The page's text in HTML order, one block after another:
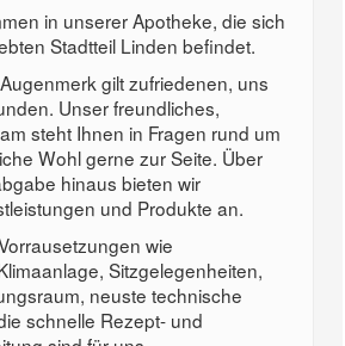
in unserer Apotheke, die sich
Stadtteil Linden befindet.
gilt zufriedenen, uns
Unser freundliches,
steht Ihnen in Fragen rund um
Wohl gerne zur Seite. Über
hinaus bieten wir
und Produkte an.
wie
Sitzgelegenheiten,
neuste technische
schnelle Rezept- und